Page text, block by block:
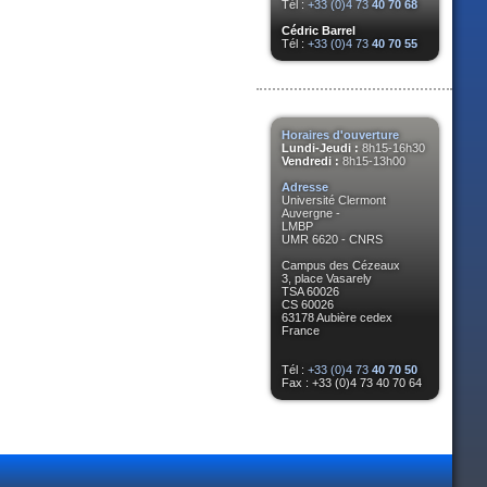
Tél : +33 (0)4 73 40 70 68
Cédric Barrel
Tél : +33 (0)4 73 40 70 55
Horaires d'ouverture
Lundi-Jeudi : 8h15-16h30
Vendredi : 8h15-13h00
Adresse
Université Clermont
Auvergne -
LMBP
UMR 6620 - CNRS
Campus des Cézeaux
3, place Vasarely
TSA 60026
CS 60026
63178 Aubière cedex
France
Tél : +33 (0)4 73 40 70 50
Fax : +33 (0)4 73 40 70 64